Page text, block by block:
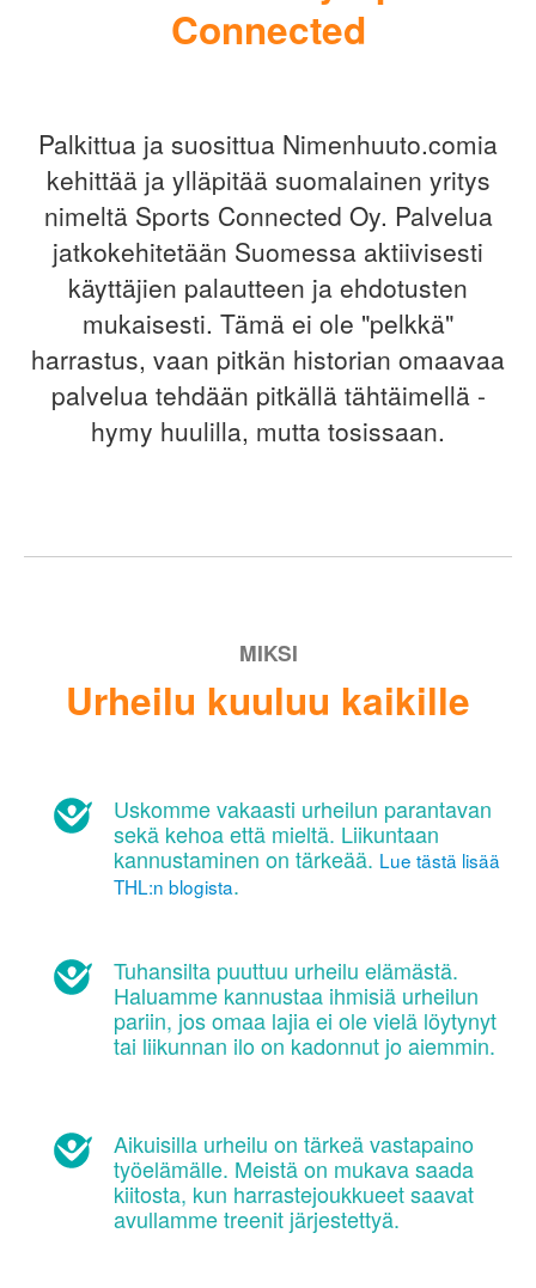
Connected
Palkittua ja suosittua Nimenhuuto.comia
kehittää ja ylläpitää suomalainen yritys
nimeltä Sports Connected Oy. Palvelua
jatkokehitetään Suomessa aktiivisesti
käyttäjien palautteen ja ehdotusten
mukaisesti. Tämä ei ole "pelkkä"
harrastus, vaan pitkän historian omaavaa
palvelua tehdään pitkällä tähtäimellä -
hymy huulilla, mutta tosissaan.
MIKSI
Urheilu kuuluu kaikille
Uskomme vakaasti urheilun parantavan
sekä kehoa että mieltä. Liikuntaan
kannustaminen on tärkeää. Lue tästä lisää
THL:n blogista.
Tuhansilta puuttuu urheilu elämästä.
Haluamme kannustaa ihmisiä urheilun
pariin, jos omaa lajia ei ole vielä löytynyt
tai liikunnan ilo on kadonnut jo aiemmin.
Aikuisilla urheilu on tärkeä vastapaino
työelämälle. Meistä on mukava saada
kiitosta, kun harrastejoukkueet saavat
avullamme treenit järjestettyä.